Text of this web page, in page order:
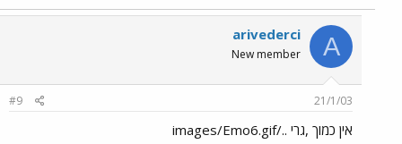
A
arivederci
New member
21/1/03
#9
אין כמוך ,גרי ../images/Emo6.gif